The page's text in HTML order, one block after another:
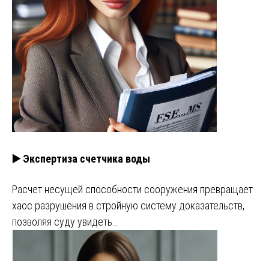
▶️ Экспертиза счетчика воды
Расчет несущей способности сооружения превращает
хаос разрушения в стройную систему доказательств,
позволяя суду увидеть…